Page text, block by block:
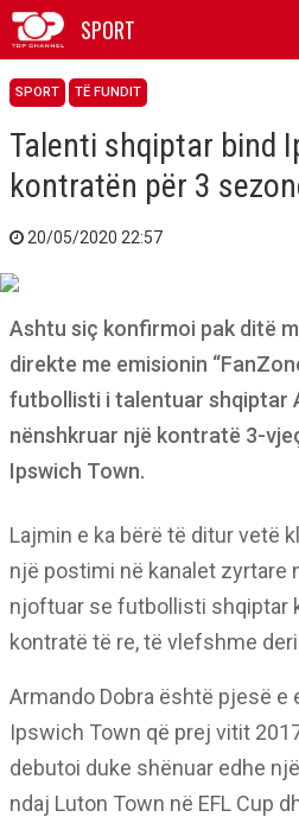
SPORT
SPORT TË FUNDIT
Talenti shqiptar bind
kontratën për 3
20/05/2020 22:57
Ashtu siç konfirmoi pak ditë
direkte me emisionin
futbollisti i talentuar shqiptar
nënshkruar një kontratë 3-
Ipswich Town.
Lajmin e ka bërë të ditur vetë
një postimi në kanalet zyrtare
njoftuar se futbollisti shqiptar
kontratë të re, të vlefshme
Armando Dobra është pjesë e
Ipswich Town që prej vitit
debutoi duke shënuar edhe
ndaj Luton Town në EFL Cup